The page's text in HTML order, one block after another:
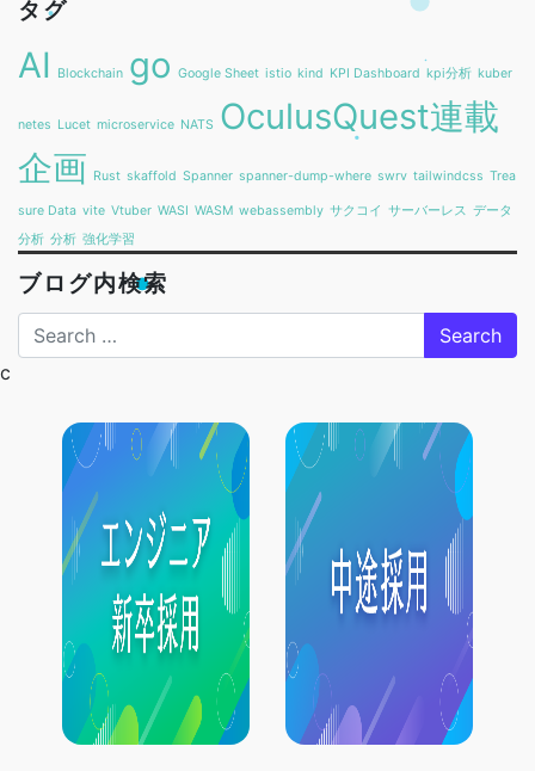
タグ
AI Blockchain go Google Sheet istio kind KPI Dashboard kpi分析 kuber
netes Lucet microservice NATS OculusQuest連載
企画 Rust skaffold Spanner spanner-dump-where swrv tailwindcss Trea
sure Data vite Vtuber WASI WASM webassembly サクコイ サーバーレス データ
分析 分析 強化学習
ブログ内検索
Search
c